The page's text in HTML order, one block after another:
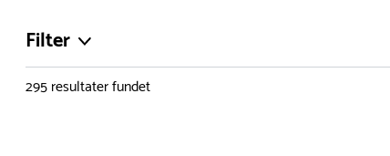
Filter
Farve
295resultater fundet